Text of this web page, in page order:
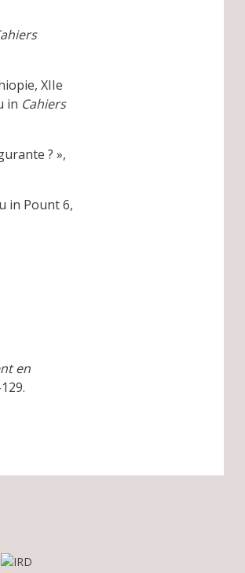
XIIe
in Cahiers
? »,
in Pount 6,
en